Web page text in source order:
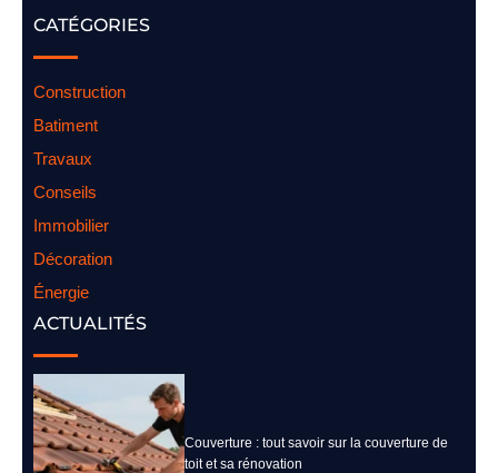
CATÉGORIES
Construction
Batiment
Travaux
Conseils
Immobilier
Décoration
Énergie
ACTUALITÉS
Couverture : tout savoir sur la couverture de
toit et sa rénovation